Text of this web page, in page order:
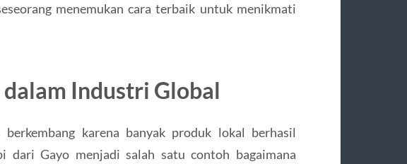
menemukan cara terbaik untuk menikmati
Industri Global
karena banyak produk lokal berhasil
dari Gayo menjadi salah satu contoh bagaimana